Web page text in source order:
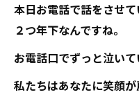
本日お電話で話をさせ
２つ年下なんですね。
お電話口でずっと泣いて
私たちはあなたに笑顔が